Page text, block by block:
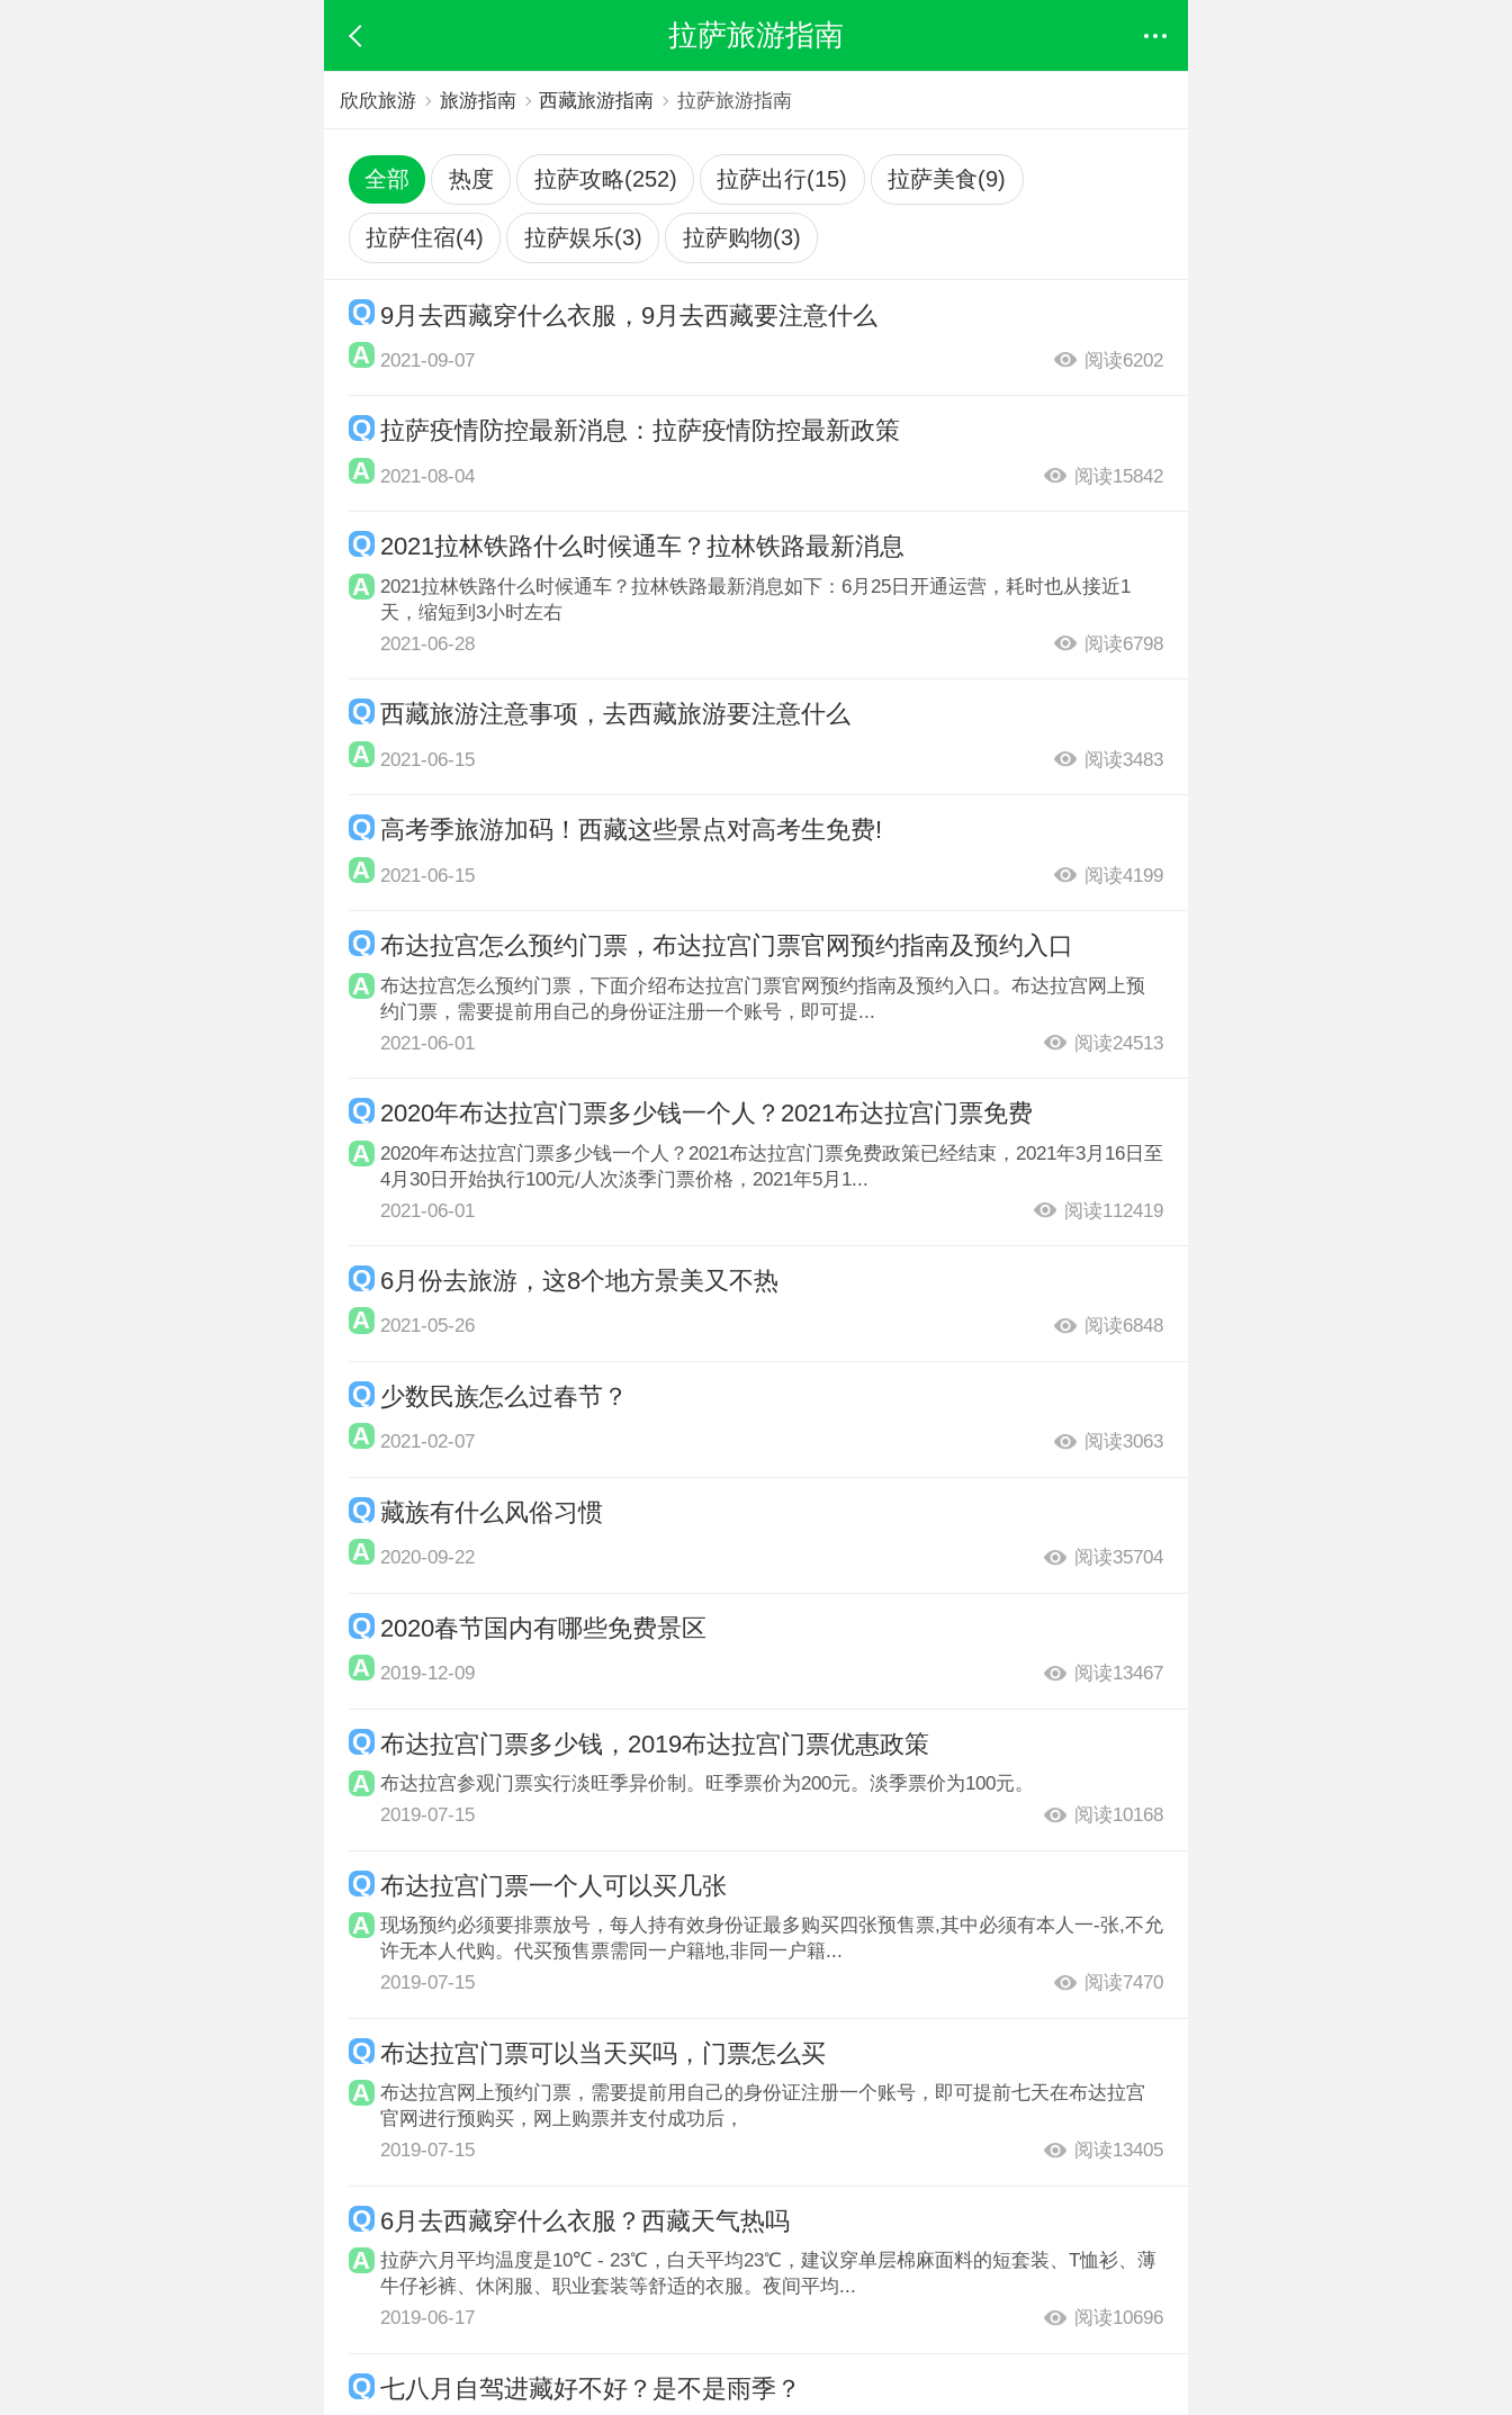
拉萨旅游指南
欣欣旅游 旅游指南 西藏旅游指南 拉萨旅游指南
全部 热度 拉萨攻略(252) 拉萨出行(15) 拉萨美食(9)
拉萨住宿(4) 拉萨娱乐(3) 拉萨购物(3)
9月去西藏穿什么衣服，9月去西藏要注意什么
2021-09-07 阅读6202
拉萨疫情防控最新消息：拉萨疫情防控最新政策
2021-08-04 阅读15842
2021拉林铁路什么时候通车？拉林铁路最新消息
2021拉林铁路什么时候通车？拉林铁路最新消息如下：6月25日开通运营，耗时也从接近1
天，缩短到3小时左右
2021-06-28
阅读6798
西藏旅游注意事项，去西藏旅游要注意什么
2021-06-15 阅读3483
高考季旅游加码！西藏这些景点对高考生免费!
2021-06-15 阅读4199
布达拉宫怎么预约门票，布达拉宫门票官网预约指南及预约入口
布达拉宫怎么预约门票，下面介绍布达拉宫门票官网预约指南及预约入口。布达拉宫网上预
约门票，需要提前用自己的身份证注册一个账号，即可提...
2021-06-01
阅读24513
2020年布达拉宫门票多少钱一个人？2021布达拉宫门票免费
2020年布达拉宫门票多少钱一个人？2021布达拉宫门票免费政策已经结束，2021年3月16日至
4月30日开始执行100元/人次淡季门票价格，2021年5月1...
2021-06-01
阅读112419
6月份去旅游，这8个地方景美又不热
2021-05-26 阅读6848
少数民族怎么过春节？
2021-02-07 阅读3063
藏族有什么风俗习惯
2020-09-22 阅读35704
2020春节国内有哪些免费景区
2019-12-09 阅读13467
布达拉宫门票多少钱，2019布达拉宫门票优惠政策
布达拉宫参观门票实行淡旺季异价制。旺季票价为200元。淡季票价为100元。
2019-07-15
阅读10168
布达拉宫门票一个人可以买几张
现场预约必须要排票放号，每人持有效身份证最多购买四张预售票,其中必须有本人一-张,不允
许无本人代购。代买预售票需同一户籍地,非同一户籍...
2019-07-15
阅读7470
布达拉宫门票可以当天买吗，门票怎么买
布达拉宫网上预约门票，需要提前用自己的身份证注册一个账号，即可提前七天在布达拉宫
官网进行预购买，网上购票并支付成功后，
2019-07-15
阅读13405
6月去西藏穿什么衣服？西藏天气热吗
拉萨六月平均温度是10℃ - 23℃，白天平均23℃，建议穿单层棉麻面料的短套装、T恤衫、薄
牛仔衫裤、休闲服、职业套装等舒适的衣服。夜间平均...
2019-06-17
阅读10696
七八月自驾进藏好不好？是不是雨季？